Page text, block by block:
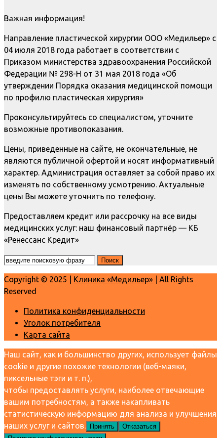
Важная информация!
Направление пластической хирургии ООО «Медильер» с
04 июля 2018 года работает в соответствии с
Приказом министерства здравоохранения Российской
Федерации № 298-Н от 31 мая 2018 года «Об
утверждении Порядка оказания медицинской помощи
по профилю пластическая хирургия»
Проконсультируйтесь со специалистом, уточните
возможные противопоказания.
Цены, приведенные на сайте, не окончательные, не
являются публичной офертой и носят информативный
характер. Администрация оставляет за собой право их
изменять по собственному усмотрению. Актуальные
цены Вы можете уточнить по телефону.
Предоставляем кредит или рассрочку на все виды
медицинских услуг: наш финансовый партнёр — КБ
«Ренессанс Кредит»
Copyright © 2025 | Клиника «Медильер» | All Rights
Reserved
Политика конфиденциальности
Уголок потребителя
Карта сайта
Наш сайт, как и большинство других, использует файлы
cookie и другие похожие технологии (веб-маяки,
пиксельные тэги и т. п.),
чтобы предоставлять услуги, наиболее отвечающие
вашим потребностям, а также накапливать
статистическую информацию для анализа и улучшения
наших услуг и сайтов.
Принять
Отказаться